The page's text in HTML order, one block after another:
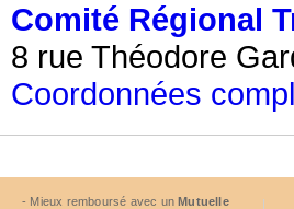
Comité Régional
8 rue Théodore
Coordonnées
- Mieux remboursé avec unMutuelle